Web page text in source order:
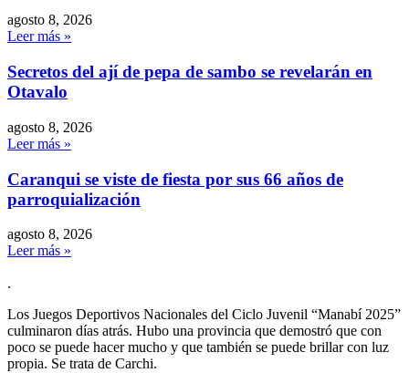
agosto 8, 2026
Leer más »
Secretos del ají de pepa de sambo se revelarán en
Otavalo
agosto 8, 2026
Leer más »
Caranqui se viste de fiesta por sus 66 años de
parroquialización
agosto 8, 2026
Leer más »
.
Los Juegos Deportivos Nacionales del Ciclo Juvenil “Manabí 2025”
culminaron días atrás. Hubo una provincia que demostró que con
poco se puede hacer mucho y que también se puede brillar con luz
propia. Se trata de Carchi.